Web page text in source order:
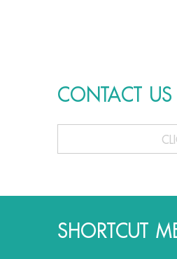
CONTACT US
SHORTCUT